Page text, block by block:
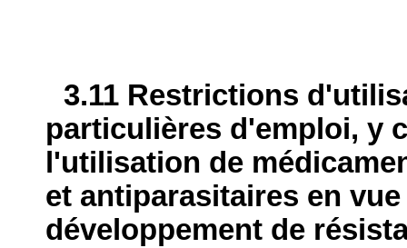
3.11 Restrictions
particulières d'emploi, y
l'utilisation de
et antiparasitaires en
développement de